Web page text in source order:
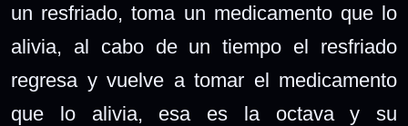
un resfriado, toma un medicamento que lo
alivia, al cabo de un tiempo el resfriado
regresa y vuelve a tomar el medicamento
que lo alivia, esa es la octava y su